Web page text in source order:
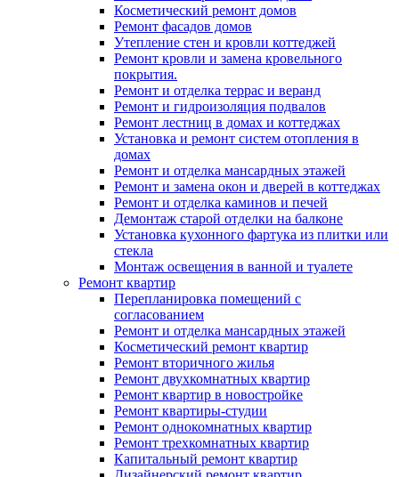
Косметический ремонт домов
Ремонт фасадов домов
Утепление стен и кровли коттеджей
Ремонт кровли и замена кровельного
покрытия.
Ремонт и отделка террас и веранд
Ремонт и гидроизоляция подвалов
Ремонт лестниц в домах и коттеджах
Установка и ремонт систем отопления в
домах
Ремонт и отделка мансардных этажей
Ремонт и замена окон и дверей в коттеджах
Ремонт и отделка каминов и печей
Демонтаж старой отделки на балконе
Установка кухонного фартука из плитки или
стекла
Монтаж освещения в ванной и туалете
Ремонт квартир
Перепланировка помещений с
согласованием
Ремонт и отделка мансардных этажей
Косметический ремонт квартир
Ремонт вторичного жилья
Ремонт двухкомнатных квартир
Ремонт квартир в новостройке
Ремонт квартиры-студии
Ремонт однокомнатных квартир
Ремонт трехкомнатных квартир
Капитальный ремонт квартир